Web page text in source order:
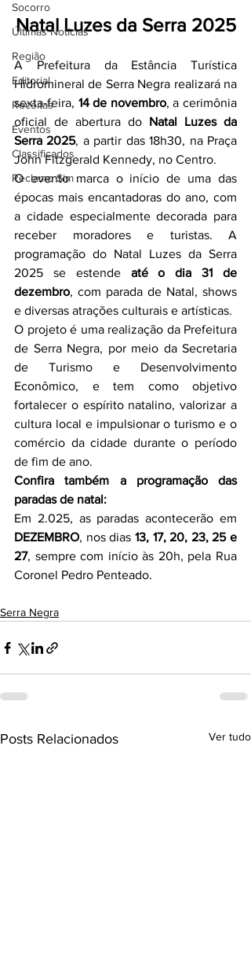
Socorro
Últimas Notícias
Região
Editorial
Receitas
Eventos
Classificados
Reclamo Sim
Natal Luzes da Serra 2025
A Prefeitura da Estância Turística
Hidromineral de Serra Negra realizará na
sexta-feira, 14 de novembro, a cerimônia
oficial de abertura do Natal Luzes da
Serra 2025, a partir das 18h30, na Praça
John Fitzgerald Kennedy, no Centro.
O evento marca o início de uma das
épocas mais encantadoras do ano, com
a cidade especialmente decorada para
receber moradores e turistas. A
programação do Natal Luzes da Serra
2025 se estende até o dia 31 de
dezembro, com parada de Natal, shows
e diversas atrações culturais e artísticas.
O projeto é uma realização da Prefeitura
de Serra Negra, por meio da Secretaria
de Turismo e Desenvolvimento
Econômico, e tem como objetivo
fortalecer o espírito natalino, valorizar a
cultura local e impulsionar o turismo e o
comércio da cidade durante o período
de fim de ano.
Confira também a programação das
paradas de natal:
DEZEMBRO, nos dias 13, 17, 20, 23, 25 e
27, sempre com início às 20h, pela Rua
Coronel Pedro Penteado.
Serra Negra
Posts Relacionados Ver tudo